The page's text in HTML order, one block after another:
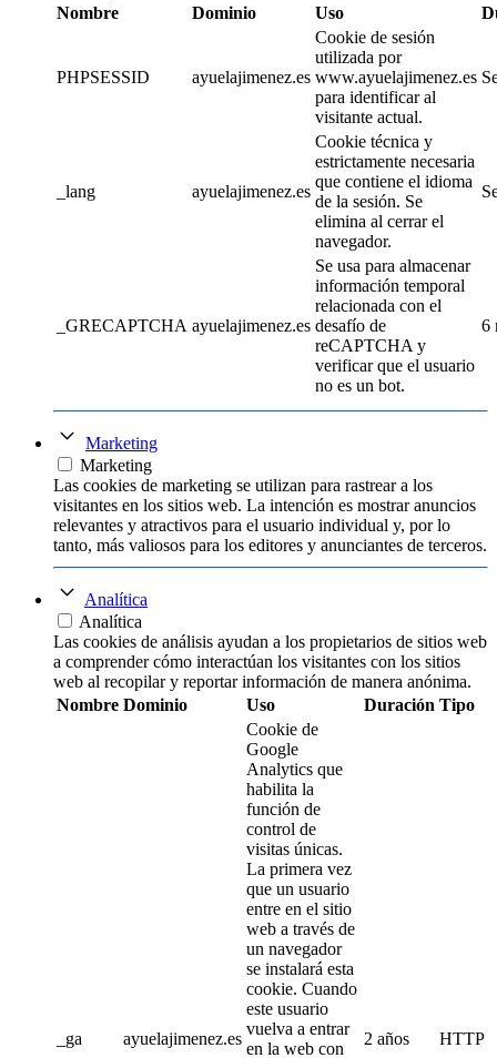
Nombre
Dominio Uso
PHPSESSID ayuelajimenez.es
Cookie de sesión
utilizada por
www.ayuelajimenez.es
para identificar al
visitante actual.
_lang ayuelajimenez.es
Cookie técnica y
estrictamente necesaria
que contiene el idioma
de la sesión. Se
elimina al cerrar el
navegador.
_GRECAPTCHA ayuelajimenez.es
Se usa para almacenar
información temporal
relacionada con el
desafío de
reCAPTCHA y
verificar que el usuario
no es un bot.
6
Marketing
Marketing
Las cookies de marketing se utilizan para rastrear a los
visitantes en los sitios web. La intención es mostrar anuncios
relevantes y atractivos para el usuario individual y, por lo
tanto, más valiosos para los editores y anunciantes de terceros.
Analítica
Analítica
Las cookies de análisis ayudan a los propietarios de sitios web
a comprender cómo interactúan los visitantes con los sitios
web al recopilar y reportar información de manera anónima.
Nombre Dominio Uso Duración Tipo
_ga ayuelajimenez.es
Cookie de
Google
Analytics que
habilita la
función de
control de
visitas únicas.
La primera vez
que un usuario
entre en el sitio
web a través de
un navegador
se instalará esta
cookie. Cuando
este usuario
vuelva a entrar
en la web con
2 años HTTP